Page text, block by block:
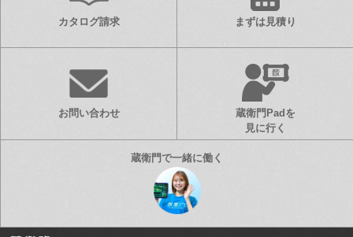
カタログ請求 まずは見積り
お問い合わせ
蔵衛門Padを
見に行く